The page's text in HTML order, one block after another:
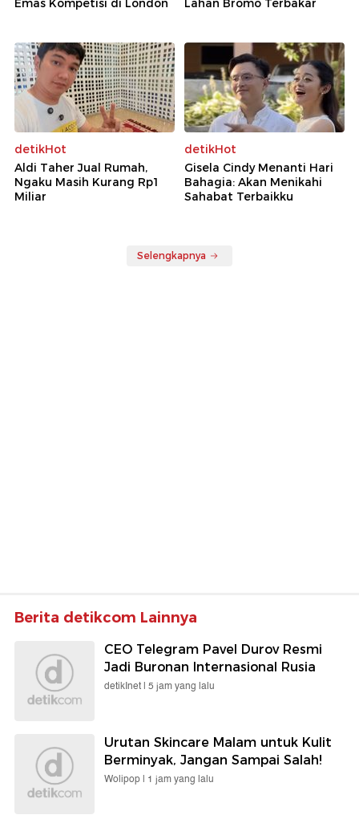
Emas Kompetisi di London Lahan Bromo Terbakar
detikHot
Aldi Taher Jual Rumah,
Ngaku Masih Kurang Rp1
Miliar
detikHot
Gisela Cindy Menanti Hari
Bahagia: Akan Menikahi
Sahabat Terbaikku
Selengkapnya
Berita detikcom Lainnya
CEO Telegram Pavel Durov Resmi
Jadi Buronan Internasional Rusia
detikInet | 5 jam yang lalu
Urutan Skincare Malam untuk Kulit
Berminyak, Jangan Sampai Salah!
Wolipop | 1 jam yang lalu